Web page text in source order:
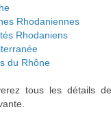
Rhodaniennes
Rhodaniens
du Rhône
tous les détails